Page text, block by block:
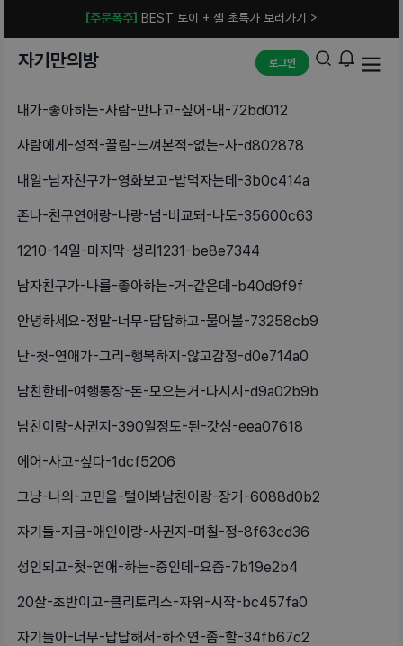
[주문폭주] BEST 토이 + 젤 초특가 보러가기 >
자기만의방 로그인
내가-좋아하는-사람-만나고-싶어-내-72bd012
사람에게-성적-끌림-느껴본적-없는-사-d802878
내일-남자친구가-영화보고-밥먹자는데-3b0c414a
존나-친구연애랑-나랑-넘-비교돼-나도-35600c63
1210-14일-마지막-생리1231-be8e7344
남자친구가-나를-좋아하는-거-같은데-b40d9f9f
안녕하세요-정말-너무-답답하고-물어볼-73258cb9
난-첫-연애가-그리-행복하지-않고감정-d0e714a0
남친한테-여행통장-돈-모으는거-다시시-d9a02b9b
남친이랑-사귄지-390일정도-된-갓성-eea07618
에어-사고-싶다-1dcf5206
그냥-나의-고민을-털어봐남친이랑-장거-6088d0b2
자기들-지금-애인이랑-사귄지-며칠-정-8f63cd36
성인되고-첫-연애-하는-중인데-요즘-7b19e2b4
20살-초반이고-클리토리스-자위-시작-bc457fa0
자기들아-너무-답답해서-하소연-좀-할-34fb67c2